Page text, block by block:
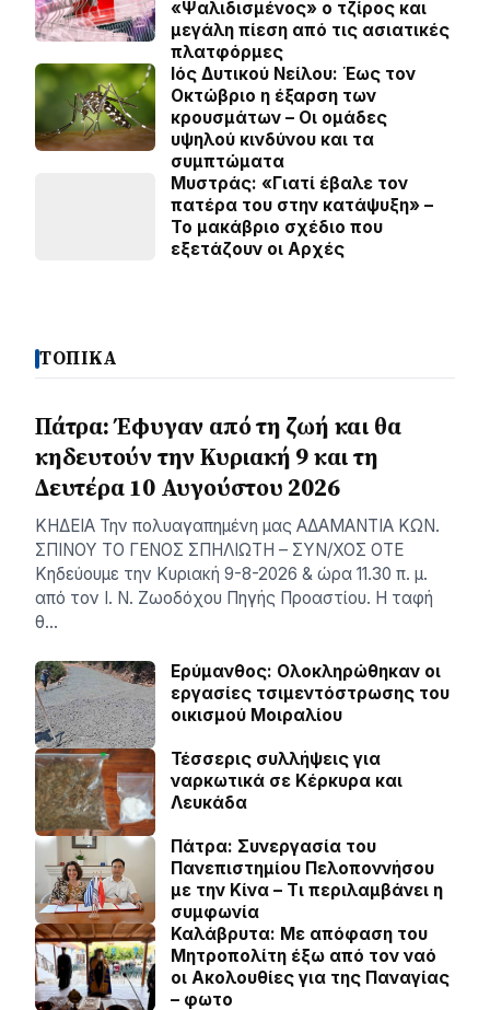
«Ψαλιδισμένος» ο τζίρος και
μεγάλη πίεση από τις ασιατικές
πλατφόρμες
Ιός Δυτικού Νείλου: Έως τον
Οκτώβριο η έξαρση των
κρουσμάτων – Οι ομάδες
υψηλού κινδύνου και τα
συμπτώματα
Μυστράς: «Γιατί έβαλε τον
πατέρα του στην κατάψυξη» –
Το μακάβριο σχέδιο που
εξετάζουν οι Αρχές
ΤΟΠΙΚΑ
Πάτρα: Έφυγαν από τη ζωή και θα
κηδευτούν την Κυριακή 9 και τη
Δευτέρα 10 Αυγούστου 2026
ΚΗΔΕΙΑ Την πολυαγαπημένη μας ΑΔΑΜΑΝΤΙΑ ΚΩΝ.
ΣΠΙΝΟΥ ΤΟ ΓΕΝΟΣ ΣΠΗΛΙΩΤΗ – ΣΥΝ/ΧΟΣ ΟΤΕ
Κηδεύουμε την Κυριακή 9-8-2026 & ώρα 11.30 π. μ.
από τον Ι. Ν. Ζωοδόχου Πηγής Προαστίου. Η ταφή
θ…
Ερύμανθος: Ολοκληρώθηκαν οι
εργασίες τσιμεντόστρωσης του
οικισμού Μοιραλίου
Τέσσερις συλλήψεις για
ναρκωτικά σε Κέρκυρα και
Λευκάδα
Πάτρα: Συνεργασία του
Πανεπιστημίου Πελοποννήσου
με την Κίνα – Τι περιλαμβάνει η
συμφωνία
Καλάβρυτα: Με απόφαση του
Μητροπολίτη έξω από τον ναό
οι Ακολουθίες για της Παναγίας
– φωτο